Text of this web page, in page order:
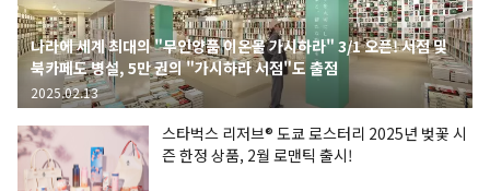
나라에 세계 최대의 "무인양품 이온몰 가시하라" 3/1 오픈! 서점 및
북카페도 병설, 5만 권의 "가시하라 서점"도 출점
2025.02.13
스타벅스 리저브® 도쿄 로스터리 2025년 벚꽃 시
즌 한정 상품, 2월 로맨틱 출시!